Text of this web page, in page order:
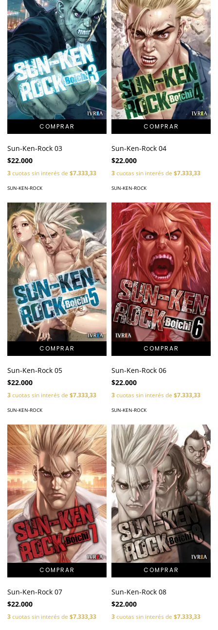
Sun-Ken-Rock 03
$22.000
3cuotas sin interés de $7.333,33
SUN-KEN-ROCK
Sun-Ken-Rock 04
$22.000
3cuotas sin interés de $7.333,33
SUN-KEN-ROCK
Sun-Ken-Rock 05
$22.000
3cuotas sin interés de $7.333,33
SUN-KEN-ROCK
Sun-Ken-Rock 06
$22.000
3cuotas sin interés de $7.333,33
SUN-KEN-ROCK
Sun-Ken-Rock 07
$22.000
3cuotas sin interés de $7.333,33
Sun-Ken-Rock 08
$22.000
3cuotas sin interés de $7.333,33